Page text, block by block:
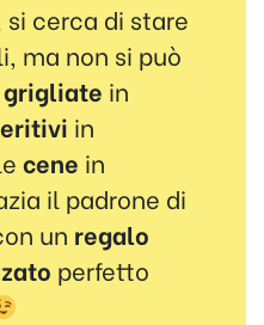
si cerca di stare
ma non si può
grigliate in
in
cene in
il padrone di
un regalo
perfetto